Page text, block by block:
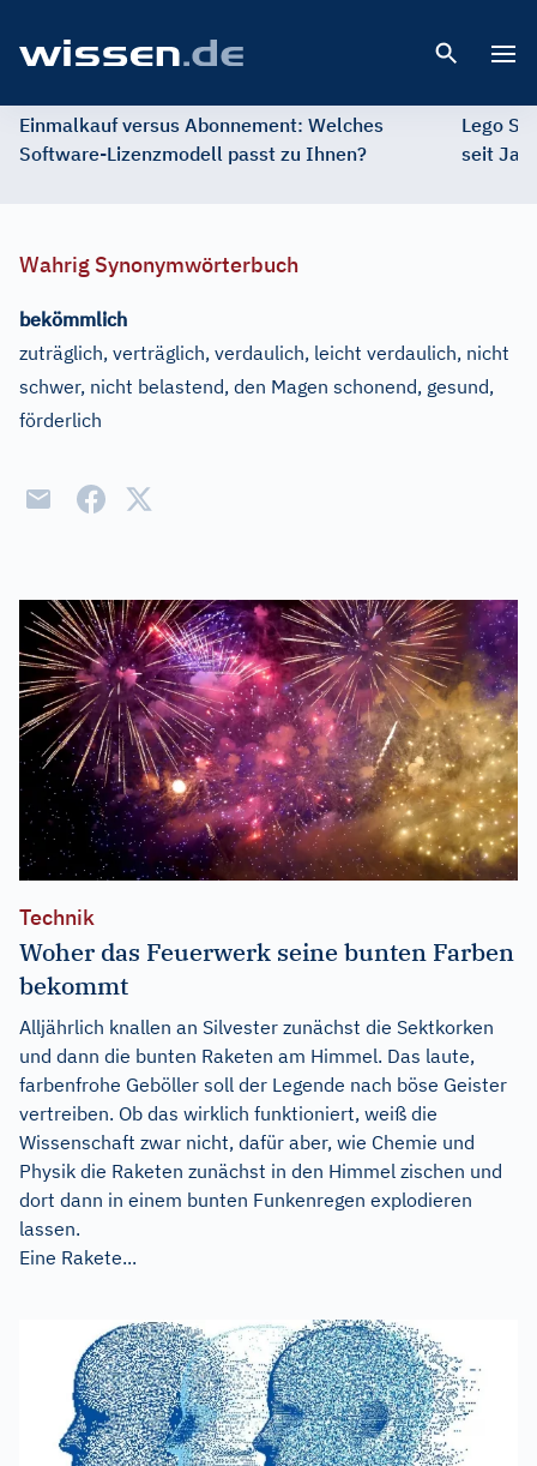
Einmalkauf versus Abonnement: Welches
Software-Lizenzmodell passt zu Ihnen?
Lego
seit
Wahrig Synonymwörterbuch
bekömmlich
zuträglich, verträglich, verdaulich, leicht verdaulich, nicht
schwer, nicht belastend, den Magen schonend, gesund,
förderlich
Technik
Woher das Feuerwerk seine bunten Farben
bekommt
Alljährlich knallen an Silvester zunächst die Sektkorken
und dann die bunten Raketen am Himmel. Das laute,
farbenfrohe Geböller soll der Legende nach böse Geister
vertreiben. Ob das wirklich funktioniert, weiß die
Wissenschaft zwar nicht, dafür aber, wie Chemie und
Physik die Raketen zunächst in den Himmel zischen und
dort dann in einem bunten Funkenregen explodieren
lassen.
Eine Rakete...